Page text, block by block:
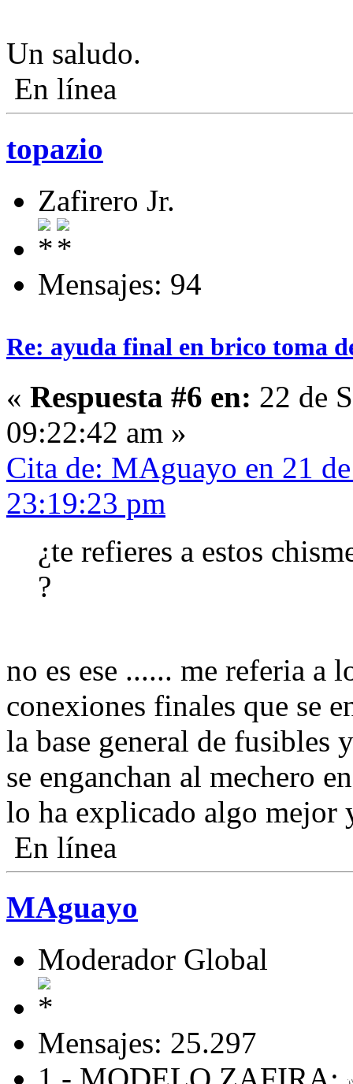
Un saludo.
En línea
topazio
Zafirero Jr.
Mensajes: 94
Re: ayuda final en brico toma
« Respuesta #6 en: 22 de
09:22:42 am »
Cita de: MAguayo en 21
23:19:23 pm
¿te refieres a estos
?
no es ese ...... me referia a
conexiones finales que se
la base general de fusibles
se enganchan al mechero
lo ha explicado algo
En línea
MAguayo
Moderador Global
Mensajes: 25.297